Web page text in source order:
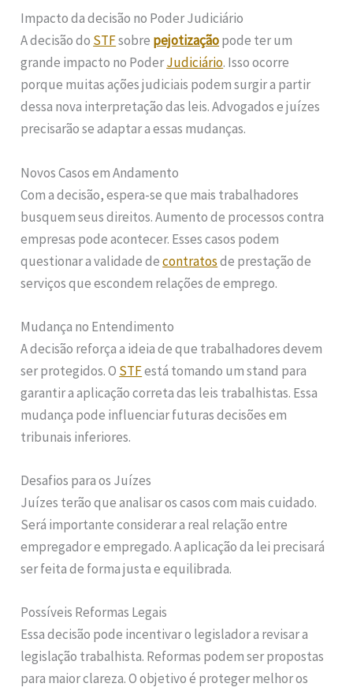
Impacto da decisão no Poder Judiciário
A decisão do STFsobre pejotizaçãopode ter um
grande impacto no PoderJudiciário. Isso ocorre
porque muitas ações judiciais podem surgir a partir
dessa nova interpretação das leis. Advogados e juízes
precisarão se adaptar a essas mudanças.
Novos Casos em Andamento
Com a decisão, espera-se que mais trabalhadores
busquem seus direitos. Aumento de processos contra
empresas pode acontecer. Esses casos podem
questionar a validade decontratosde prestação de
serviços que escondem relações de emprego.
Mudança no Entendimento
A decisão reforça a ideia de que trabalhadores devem
ser protegidos. O STFestá tomando um stand para
garantir a aplicação correta das leis trabalhistas. Essa
mudança pode influenciar futuras decisões em
tribunais inferiores.
Desafios para os Juízes
Juízes terão que analisar os casos com mais cuidado.
Será importante considerar a real relação entre
empregador e empregado. A aplicação da lei precisará
ser feita de forma justa e equilibrada.
Possíveis Reformas Legais
Essa decisão pode incentivar o legislador a revisar a
legislação trabalhista. Reformas podem ser propostas
para maior clareza. O objetivo é proteger melhor os